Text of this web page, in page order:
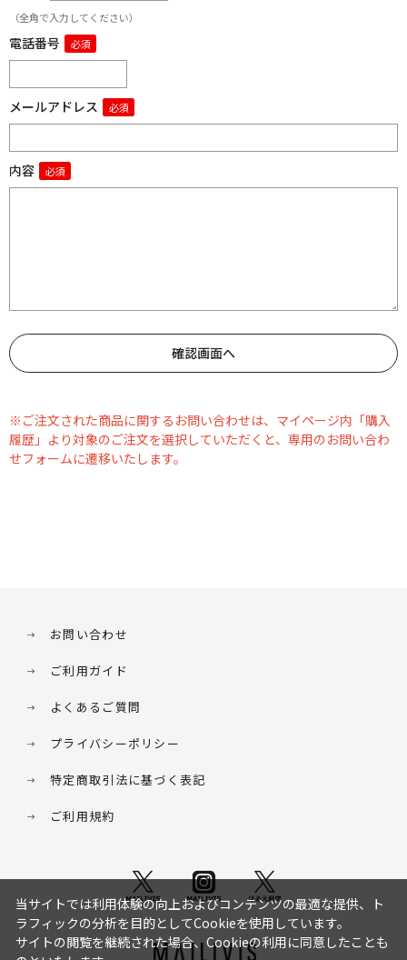
（全角で入力してください）
電話番号
メールアドレス
内容
※ご注文された商品に関するお問い合わせは、マイページ内「購入
履歴」より対象のご注文を選択していただくと、専用のお問い合わ
せフォームに遷移いたします。
お問い合わせ
ご利用ガイド
よくあるご質問
プライバシーポリシー
特定商取引法に基づく表記
ご利用規約
当サイトでは利用体験の向上およびコンテンツの最適な提供、ト
ラフィックの分析を目的としてCookieを使用しています。
サイトの閲覧を継続された場合、Cookieの利用に同意したことも